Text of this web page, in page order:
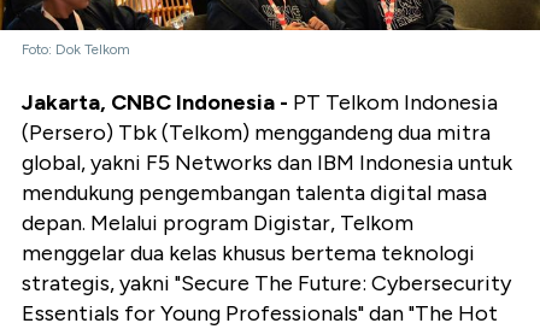
Foto: Dok Telkom
Jakarta, CNBC Indonesia - PT Telkom Indonesia
(Persero) Tbk (Telkom) menggandeng dua mitra
global, yakni F5 Networks dan IBM Indonesia untuk
mendukung pengembangan talenta digital masa
depan. Melalui program Digistar, Telkom
menggelar dua kelas khusus bertema teknologi
strategis, yakni "Secure The Future: Cybersecurity
Essentials for Young Professionals" dan "The Hot